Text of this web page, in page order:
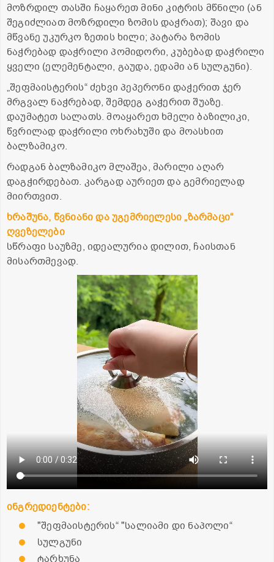
მოზრდილ თასში ჩაყარეთ მინი კიტრის მწნილი (ან
შეგიძლიათ მოზრდილი ზომის დაჭრათ); შავი და
მწვანე უკურკო ზეთის ხილი; პატარა ზომის
ნაჭრებად დაჭრილი პომიდორი, კუბებად დაჭრილი
ყველი (ელემენტალი, გაუდა, ედამი ან სულგუნი).
„შეფმაისტერის“ ძეხვი პეპერონი დაჭერით ჯერ
მრგვალ ნაჭრებად, შემდეგ გაჭერით შუაზე.
დაუმატეთ სალათს. მოაყარეთ ხმელი ბაზილიკი,
წვრილად დაჭრილი ოხრახუში და მოასხით
ბალზამიკო.
რადგან ბალზამიკო მლაშეა, მარილი აღარ
დაგჭირდებათ. კარგად აურიეთ და გემრიელად
მიირთვით.
ხრაშუნა, წვნიანი და უგემრიელესი „ზარმაცი“
ღვეზელები
სწრაფი საუზმე, იდეალურია დილით, ჩაისთან
მისართმევად.
ინგრედიენტები:
"შეფმაისტერის“ "სალიამი დი ნაპოლი“
სულგუნი
ტარხუნა